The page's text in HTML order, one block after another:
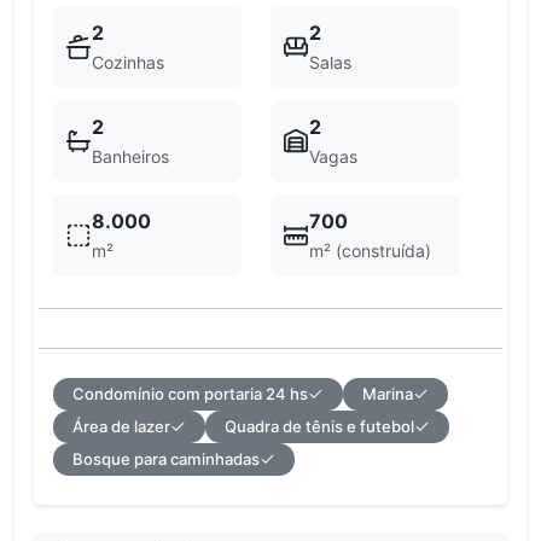
2
Cozinhas
2
Salas
2
Banheiros
2
Vagas
8.000
m²
700
m² (construída)
Condomínio com portaria 24 hs
Marina
Área de lazer
Quadra de tênis e futebol
Bosque para caminhadas